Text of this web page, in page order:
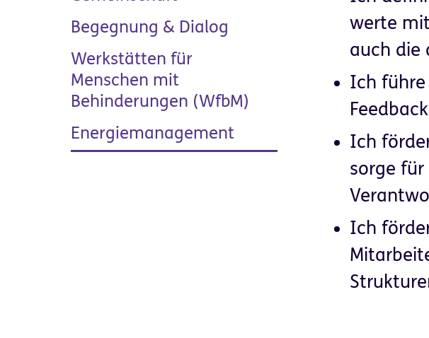
Begegnung & Dialog
Werkstätten für
Menschen mit
Behinderungen (WfbM)
Energiemanagement
werte
auch die
Ich
Ich
sorge
Ich